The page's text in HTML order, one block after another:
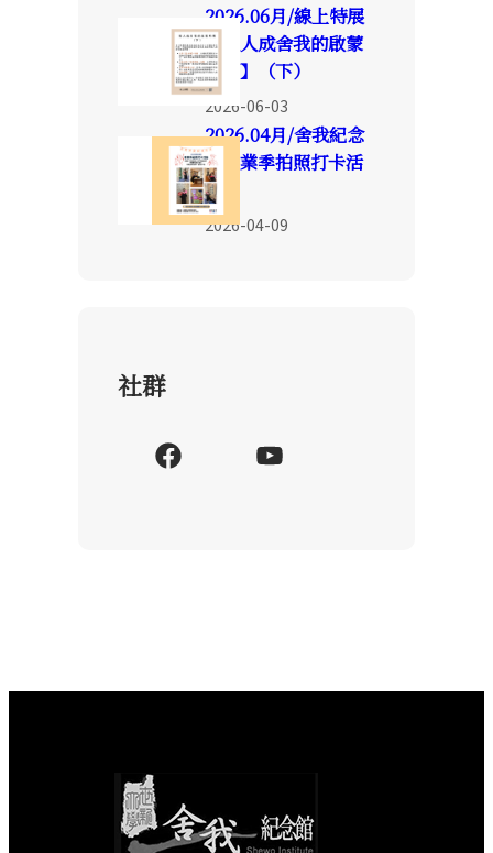
2026.06月/線上特展
【報人成舍我的啟蒙
時期】（下）
2026-06-03
2026.04月/舍我紀念
館畢業季拍照打卡活
動
2026-04-09
社群
F
k
Y